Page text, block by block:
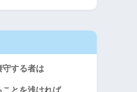
する者は